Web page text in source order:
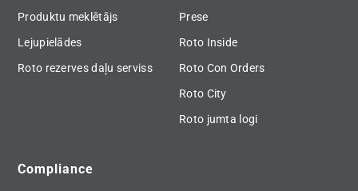
Produktu meklētājs
Lejupielādes
Roto rezerves daļu serviss
Prese
Roto Inside
Roto Con Orders
Roto City
Roto jumta logi
Compliance